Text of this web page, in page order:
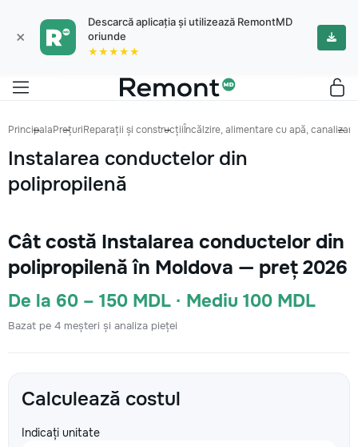
×
Descarcă aplicația și utilizează RemontMD
oriunde
★★★★★
PrincipalaPrețuriReparații și construcțiiÎncălzire, alimentare cu apă, canalizare
Instalarea conductelor din
polipropilenă
Cât costă Instalarea conductelor din
polipropilenă în Moldova — preț 2026
De la 60 – 150 MDL · Mediu 100 MDL
Bazat pe 4 meșteri și analiza pieței
Calculează costul
Indicați unitate